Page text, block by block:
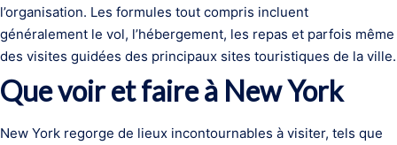
l’organisation. Les formules tout compris incluent
généralement le vol, l’hébergement, les repas et parfois même
des visites guidées des principaux sites touristiques de la ville.
Que voir et faire à New York
New York regorge de lieux incontournables à visiter, tels que